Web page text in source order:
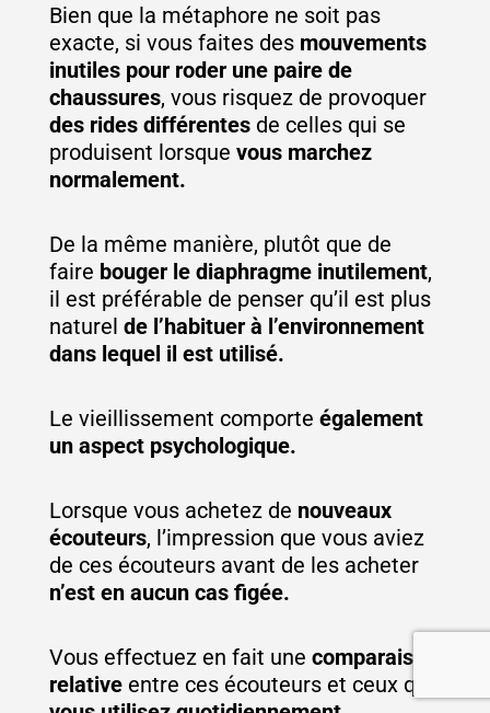
Bien que la métaphore ne soit pas
exacte, si vous faites des mouvements
inutiles pour roder une paire de
chaussures, vous risquez de provoquer
des rides différentes de celles qui se
produisent lorsque vous marchez
normalement.
De la même manière, plutôt que de
faire bouger le diaphragme inutilement,
il est préférable de penser qu’il est plus
naturel de l’habituer à l’environnement
dans lequel il est utilisé.
Le vieillissement comporte également
un aspect psychologique.
Lorsque vous achetez de nouveaux
écouteurs, l’impression que vous aviez
de ces écouteurs avant de les acheter
n’est en aucun cas figée.
Vous effectuez en fait une comparaison
relative entre ces écouteurs et ceux que